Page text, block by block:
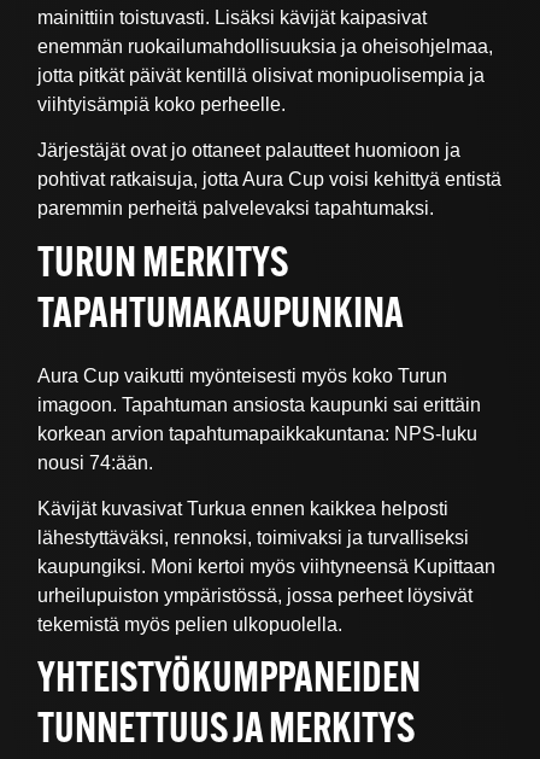
mainittiin toistuvasti. Lisäksi kävijät kaipasivat
enemmän ruokailumahdollisuuksia ja oheisohjelmaa,
jotta pitkät päivät kentillä olisivat monipuolisempia ja
viihtyisämpiä koko perheelle.
Järjestäjät ovat jo ottaneet palautteet huomioon ja
pohtivat ratkaisuja, jotta Aura Cup voisi kehittyä entistä
paremmin perheitä palvelevaksi tapahtumaksi.
TURUN MERKITYS
TAPAHTUMAKAUPUNKINA
Aura Cup vaikutti myönteisesti myös koko Turun
imagoon. Tapahtuman ansiosta kaupunki sai erittäin
korkean arvion tapahtumapaikkakuntana: NPS-luku
nousi 74:ään.
Kävijät kuvasivat Turkua ennen kaikkea helposti
lähestyttäväksi, rennoksi, toimivaksi ja turvalliseksi
kaupungiksi. Moni kertoi myös viihtyneensä Kupittaan
urheilupuiston ympäristössä, jossa perheet löysivät
tekemistä myös pelien ulkopuolella.
YHTEISTYÖKUMPPANEIDEN
TUNNETTUUS JA MERKITYS